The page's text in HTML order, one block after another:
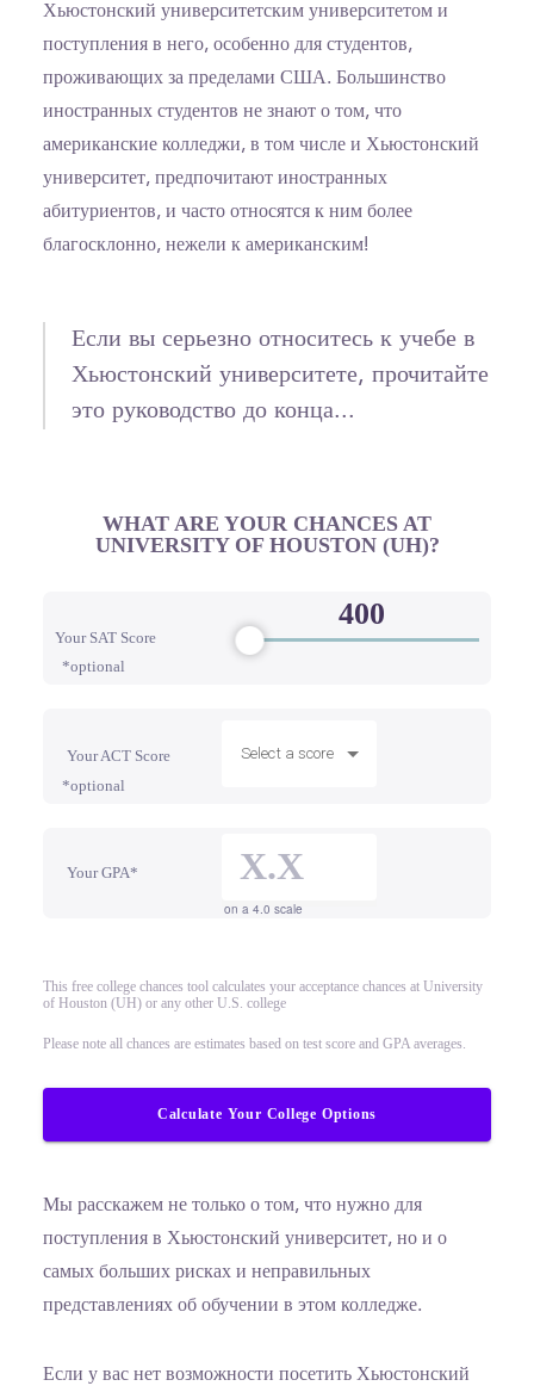
Хьюстонский университетским университетом и
поступления в него, особенно для студентов,
проживающих за пределами США. Большинство
иностранных студентов не знают о том, что
американские колледжи, в том числе и Хьюстонский
университет, предпочитают иностранных
абитуриентов, и часто относятся к ним более
благосклонно, нежели к американским!
Если вы серьезно относитесь к учебе в
Хьюстонский университете, прочитайте
это руководство до конца...
WHAT ARE YOUR CHANCES AT
UNIVERSITY OF HOUSTON (UH)?
Your SAT Score
*optional
Your ACT Score
*optional
Select a score
Your GPA*
on a 4.0 scale
This free college chances tool calculates your acceptance chances at University
of Houston (UH) or any other U.S. college
Please note all chances are estimates based on test score and GPA averages.
Calculate Your College Options
Мы расскажем не только о том, что нужно для
поступления в Хьюстонский университет, но и о
самых больших рисках и неправильных
представлениях об обучении в этом колледже.
Если у вас нет возможности посетить Хьюстонский